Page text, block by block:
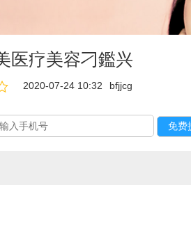
医疗美容刁鑑兴
2020-07-24 10:32 bfjjcg